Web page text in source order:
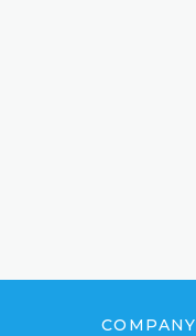
COMPANY